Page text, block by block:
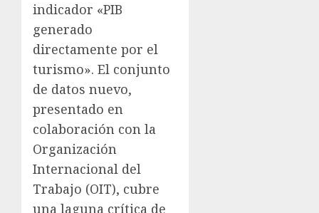
indicador «PIB
generado
directamente por el
turismo». El conjunto
de datos nuevo,
presentado en
colaboración con la
Organización
Internacional del
Trabajo (OIT), cubre
una laguna crítica de